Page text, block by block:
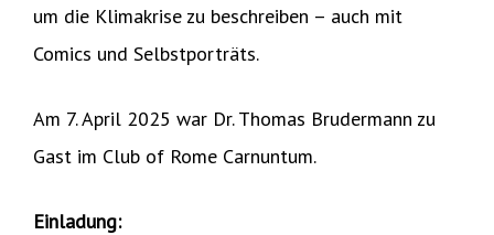
um die Klimakrise zu beschreiben – auch mit
Comics und Selbstporträts.
Am 7. April 2025 war Dr. Thomas Brudermann zu
Gast im Club of Rome Carnuntum.
Einladung: